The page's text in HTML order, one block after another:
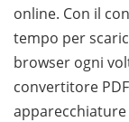
online. Con il
tempo per
browser ogni
convertitore